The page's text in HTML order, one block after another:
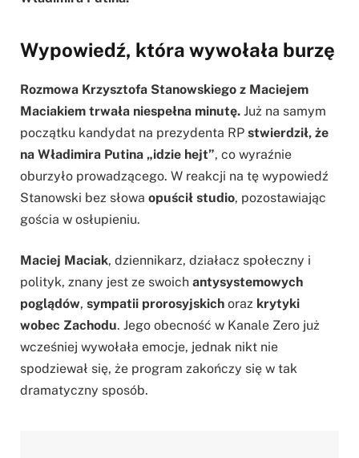
Wypowiedź, która wywołała burzę
Rozmowa Krzysztofa Stanowskiego z Maciejem
Maciakiem trwała niespełna minutę. Już na samym
początku kandydat na prezydenta RP stwierdził, że
na Władimira Putina „idzie hejt”, co wyraźnie
oburzyło prowadzącego. W reakcji na tę wypowiedź
Stanowski bez słowa opuścił studio, pozostawiając
gościa w osłupieniu.
Maciej Maciak, dziennikarz, działacz społeczny i
polityk, znany jest ze swoich antysystemowych
poglądów, sympatii prorosyjskich oraz krytyki
wobec Zachodu. Jego obecność w Kanale Zero już
wcześniej wywołała emocje, jednak nikt nie
spodziewał się, że program zakończy się w tak
dramatyczny sposób.